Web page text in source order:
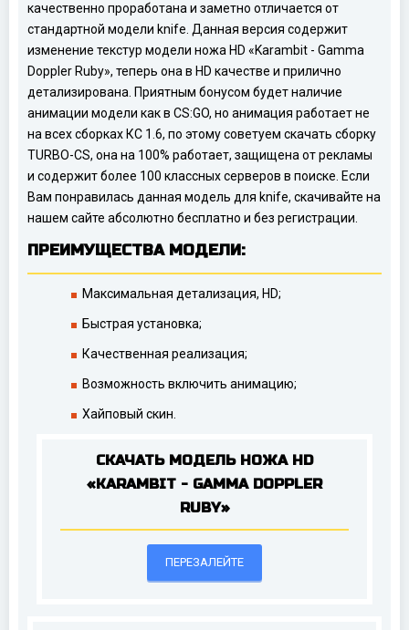
качественно проработана и заметно отличается от
стандартной модели knife. Данная версия содержит
изменение текстур модели ножа HD «Karambit - Gamma
Doppler Ruby», теперь она в HD качестве и прилично
детализирована. Приятным бонусом будет наличие
анимации модели как в CS:GO, но анимация работает не
на всех сборках КС 1.6, по этому советуем скачать сборку
TURBO-CS, она на 100% работает, защищена от рекламы
и содержит более 100 классных серверов в поиске. Если
Вам понравилась данная модель для knife, скачивайте на
нашем сайте абсолютно бесплатно и без регистрации.
ПРЕИМУЩЕСТВА МОДЕЛИ:
Максимальная детализация, HD;
Быстрая установка;
Качественная реализация;
Возможность включить анимацию;
Хайповый скин.
СКАЧАТЬ МОДЕЛЬ НОЖА HD
«KARAMBIT - GAMMA DOPPLER
RUBY»
ПЕРЕЗАЛЕЙТЕ